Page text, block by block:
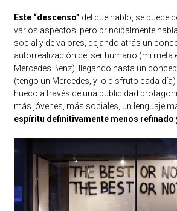
Este “descenso” del que hablo, se puede
varios aspectos, pero principalmente
social y de valores, dejando atrás un
autorrealización del ser humano (mi meta
Mercedes Benz), llegando hasta un
(tengo un Mercedes, y lo disfruto cada día)
hueco a través de una publicidad
más jóvenes, más sociales, un lenguaje
espíritu definitivamente menos refinado